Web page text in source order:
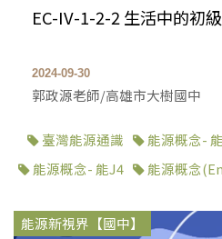
EC-IV-1-2-2 生活中的初
2024-09-30
郭政源老師/高雄市大樹國中
臺灣能源通識 能源概念-
能源概念- 能J4
能源概念
能源新視界【國中】